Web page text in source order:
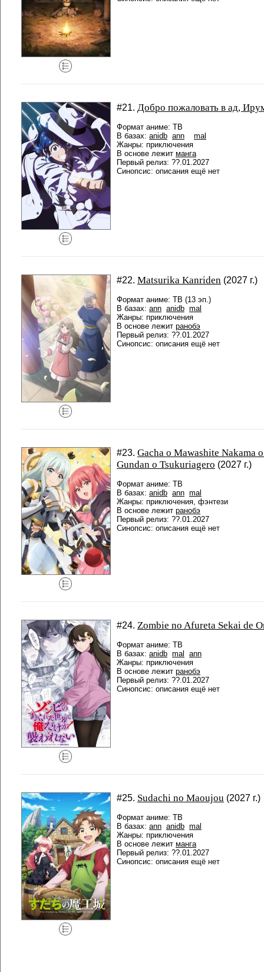
#21. Добро пожаловать в ад,
Формат аниме: ТВ
В базах: anidb ann
mal
Жанры: приключения
В основе лежит манга
Первый релиз: ??.01.2027
Синопсис: описания ещё нет
#22. Matsurika Kanriden (2027 г.)
Формат аниме: ТВ (13 эп.)
В базах: ann anidb mal
Жанры: приключения
В основе лежит ранобэ
Первый релиз: ??.01.2027
Синопсис: описания ещё нет
#23. Gacha o Mawashite Nakama
Gundan o Tsukuriagero (2027 г.)
Формат аниме: ТВ
В базах: anidb ann mal
Жанры: приключения, фэнтези
В основе лежит ранобэ
Первый релиз: ??.01.2027
Синопсис: описания ещё нет
#24. Zombie no Afureta Sekai de
Формат аниме: ТВ
В базах: anidb mal
ann
Жанры: приключения
В основе лежит ранобэ
Первый релиз: ??.01.2027
Синопсис: описания ещё нет
#25. Sudachi no Maoujou (2027 г.)
Формат аниме: ТВ
В базах: ann anidb mal
Жанры: приключения
В основе лежит манга
Первый релиз: ??.01.2027
Синопсис: описания ещё нет